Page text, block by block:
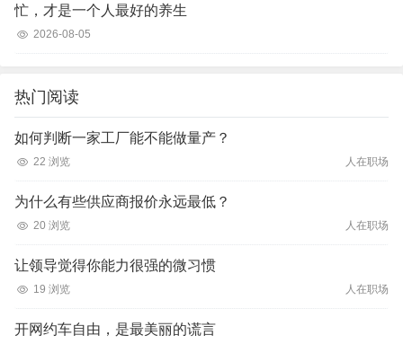
忙，才是一个人最好的养生
2026-08-05
热门阅读
如何判断一家工厂能不能做量产？
22 浏览 人在职场
为什么有些供应商报价永远最低？
20 浏览 人在职场
让领导觉得你能力很强的微习惯
19 浏览 人在职场
开网约车自由，是最美丽的谎言